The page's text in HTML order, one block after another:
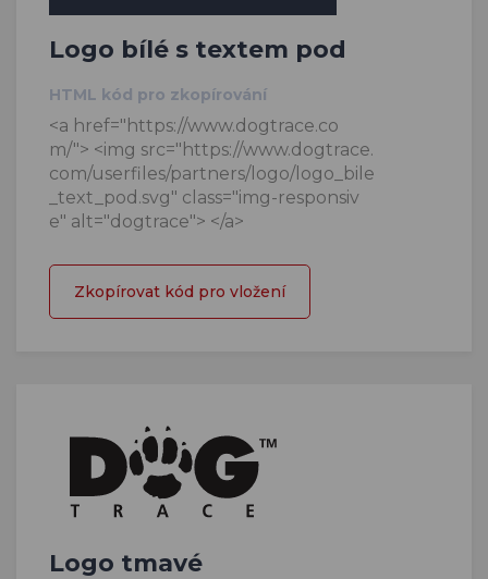
Logo bílé s textem pod
HTML kód pro zkopírování
<a href="https://www.dogtrace.co
m/"> <img src="https://www.dogtrace.
com/userfiles/partners/logo/logo_bile
_text_pod.svg" class="img-responsiv
e" alt="dogtrace"> </a>
Zkopírovat kód pro vložení
Logo tmavé